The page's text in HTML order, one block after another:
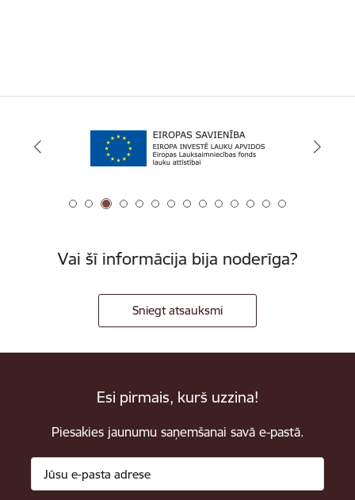
Vai šī informācija bija noderīga?
Sniegt atsauksmi
Esi pirmais, kurš uzzina!
Piesakies jaunumu saņemšanai savā e-pastā.